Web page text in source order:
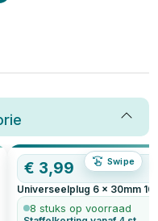
Swipe
€ 3,99
Universeelplug 6 x 30mm
8 stuks op voorraad